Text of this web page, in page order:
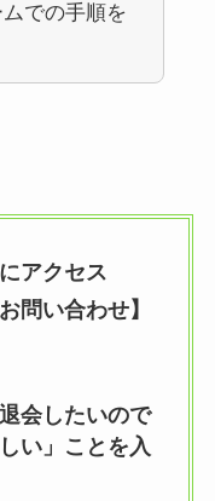
での手順を
にアクセス
問い合わせ】
会したいので
い」ことを入